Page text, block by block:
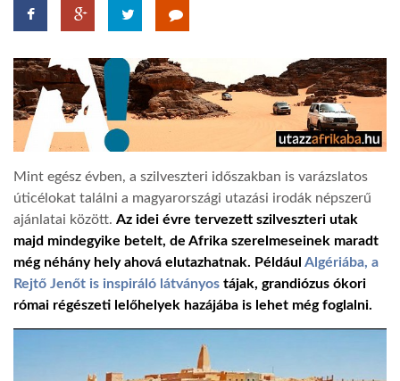
GLOBOTV BP
HÍR3D
TROPICALMAGAZIN
GLOBOTV
AFRIKA TUDÁSTÁR
Mint egész évben, a szilveszteri időszakban is varázslatos
úticélokat találni a magyarországi utazási irodák népszerű
ajánlatai között. Az idei évre tervezett szilveszteri utak
majd mindegyike betelt, de Afrika szerelmeseinek maradt
még néhány hely ahová elutazhatnak. Például Algériába, a
Rejtő Jenőt is inspiráló látványos tájak, grandiózus ókori
római régészeti lelőhelyek hazájába is lehet még foglalni.